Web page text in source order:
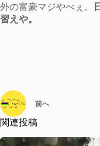
外の富豪マジやべぇ。
習えや。
前へ
関連投稿